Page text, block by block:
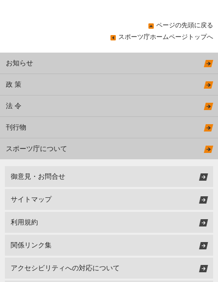
ページの先頭に戻る
スポーツ庁ホームページトップへ
お知らせ
政 策
法 令
刊行物
スポーツ庁について
御意見・お問合せ
サイトマップ
利用規約
関係リンク集
アクセシビリティへの対応について